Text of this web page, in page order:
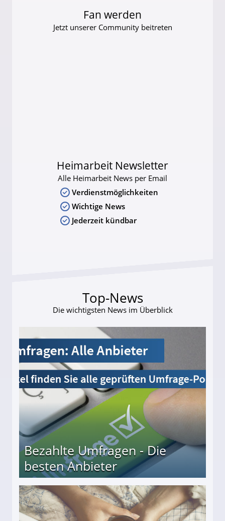
Fan werden
Jetzt unserer Community beitreten
Heimarbeit Newsletter
Alle Heimarbeit News per Email
Verdienstmöglichkeiten
Wichtige News
Jederzeit kündbar
Top-News
Die wichtigsten News im Überblick
Bezahlte Umfragen - Die
besten Anbieter